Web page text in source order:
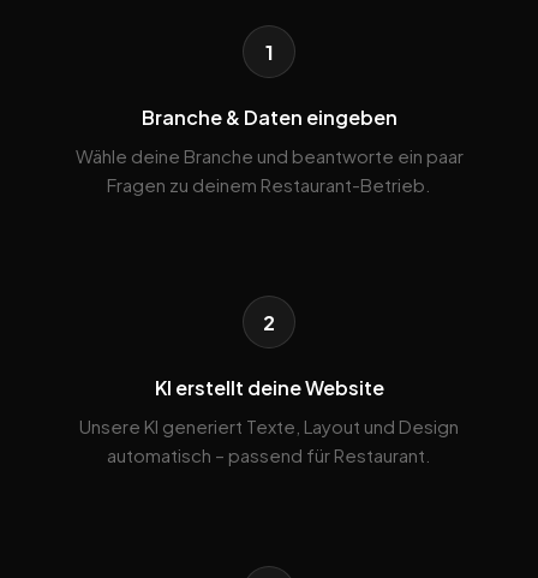
1
Branche & Daten eingeben
Wähle deine Branche und beantworte ein paar
Fragen zu deinem Restaurant-Betrieb.
2
KI erstellt deine Website
Unsere KI generiert Texte, Layout und Design
automatisch – passend für Restaurant.